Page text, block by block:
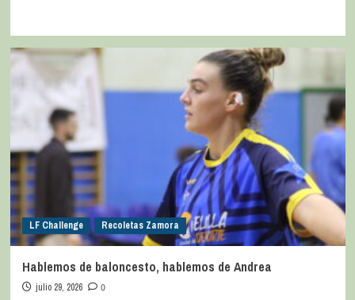
LF Challenge Recoletas Zamora
Hablemos de baloncesto, hablemos de Andrea
julio 29, 2026 0